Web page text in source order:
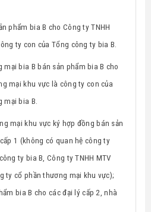
phẩm bia B cho Công ty TNHH
ty con của Tổng công ty bia B.
mại bia B bán sản phẩm bia B cho
mại khu vực là công ty con của
mại bia B.
mại khu vực ký hợp đồng bán sản
1 (không có quan hệ công ty
ty bia B, Công ty TNHH MTV
ty cổ phần thương mại khu vực);
bia B cho các đại lý cấp 2, nhà